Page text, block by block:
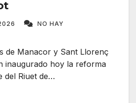
NO HAY
de Manacor y Sant Llorenç
inaugurado hoy la reforma
del Riuet de…